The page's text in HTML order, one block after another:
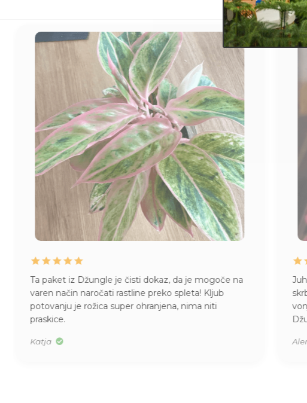
Ta paket iz Džungle je čisti dokaz, da je mogoče na
varen način naročati rastline preko spleta! Kljub
potovanju je rožica super ohranjena, nima niti
praskice.
Katja